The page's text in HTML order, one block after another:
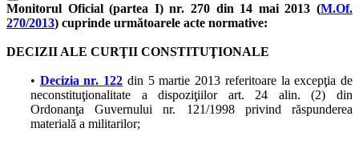
Monitorul Oficial (partea I) nr. 270 din 14 mai 2013 (M.Of.
270/2013) cuprinde următoarele acte normative:
DECIZII ALE CURŢII CONSTITUŢIONALE
• Decizia nr. 122 din 5 martie 2013 referitoare la excepţia de
neconstituţionalitate a dispoziţiilor art. 24 alin. (2) din
Ordonanţa Guvernului nr. 121/1998 privind răspunderea
materială a militarilor;